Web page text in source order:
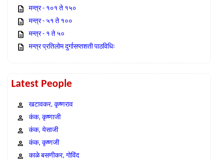
मन्त्र - १०१ ते १५०
मन्त्र - ५१ ते १००
मन्त्र - १ ते ५०
मन्त्र प्रतिलोम दुर्गासप्तशती पाठविधिः
Latest People
खटावकर, कृष्णराव
कंक, कृष्णाजी
कंक, येसाजी
कंक, कृष्णजी
काळे बसणीकर, गोविंद